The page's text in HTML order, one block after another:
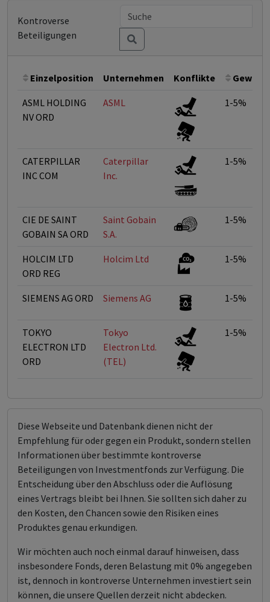
Kontroverse
Beteiligungen
Einzelposition Unternehmen Konflikte
ASML HOLDING
NV ORD
ASML 1-5%
CATERPILLAR
INC COM
Caterpillar
Inc.
1-5%
CIE DE SAINT
GOBAIN SA ORD
Saint Gobain
S.A.
1-5%
HOLCIM LTD
ORD REG
Holcim Ltd 1-5%
SIEMENS AG ORD Siemens AG 1-5%
TOKYO
ELECTRON LTD
ORD
Tokyo
Electron Ltd.
(TEL)
1-5%
Diese Webseite und Datenbank dienen nicht der
Empfehlung für oder gegen ein Produkt, sondern stellen
Informationen über bestimmte kontroverse
Beteiligungen von Investmentfonds zur Verfügung. Die
Entscheidung über den Abschluss oder die Auflösung
eines Vertrags bleibt bei Ihnen. Sie sollten sich daher zu
den Kosten, den Chancen sowie den Risiken eines
Produktes genau erkundigen.
Wir möchten auch noch einmal darauf hinweisen, dass
insbesondere Fonds, deren Belastung mit 0% angegeben
ist, dennoch in kontroverse Unternehmen investiert sein
können, die unsere Quellen derzeit nicht abdecken.